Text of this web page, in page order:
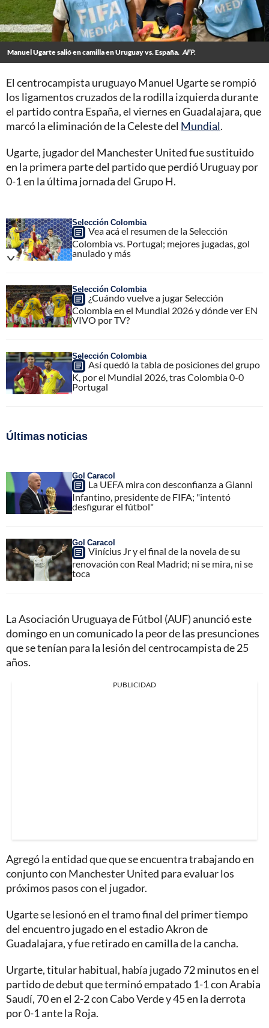
Manuel Ugarte salió en camilla en Uruguay vs. España. AFP.
El centrocampista uruguayo Manuel Ugarte se rompió
los ligamentos cruzados de la rodilla izquierda durante
el partido contra España, el viernes en Guadalajara, que
marcó la eliminación de la Celeste del Mundial.
Ugarte, jugador del Manchester United fue sustituido
en la primera parte del partido que perdió Uruguay por
0-1 en la última jornada del Grupo H.
Selección Colombia
Vea acá el resumen de la Selección
Colombia vs. Portugal; mejores jugadas, gol
anulado y más
Selección Colombia
¿Cuándo vuelve a jugar Selección
Colombia en el Mundial 2026 y dónde ver EN
VIVO por TV?
Selección Colombia
Así quedó la tabla de posiciones del grupo
K, por el Mundial 2026, tras Colombia 0-0
Portugal
Últimas noticias
Gol Caracol
La UEFA mira con desconfianza a Gianni
Infantino, presidente de FIFA; "intentó
desfigurar el fútbol"
Gol Caracol
Vinícius Jr y el final de la novela de su
renovación con Real Madrid; ni se mira, ni se
toca
La Asociación Uruguaya de Fútbol (AUF) anunció este
domingo en un comunicado la peor de las presunciones
que se tenían para la lesión del centrocampista de 25
años.
PUBLICIDAD
Agregó la entidad que que se encuentra trabajando en
conjunto con Manchester United para evaluar los
próximos pasos con el jugador.
Ugarte se lesionó en el tramo final del primer tiempo
del encuentro jugado en el estadio Akron de
Guadalajara, y fue retirado en camilla de la cancha.
Urgarte, titular habitual, había jugado 72 minutos en el
partido de debut que terminó empatado 1-1 con Arabia
Saudí, 70 en el 2-2 con Cabo Verde y 45 en la derrota
por 0-1 ante la Roja.